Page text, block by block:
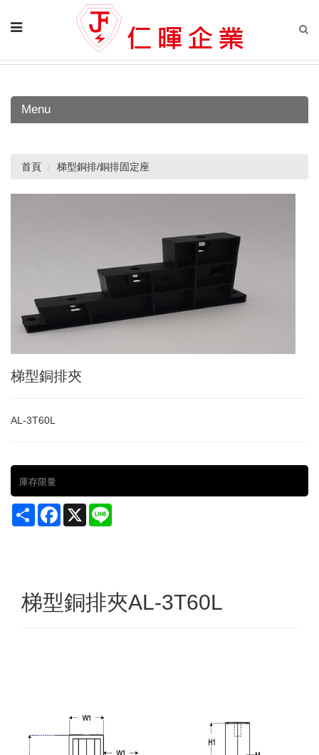
Menu
首頁 梯型銅排/銅排固定座
梯型銅排夾
AL-3T60L
庫存限量
Share Facebook
X
梯型銅排夾AL-3T60L